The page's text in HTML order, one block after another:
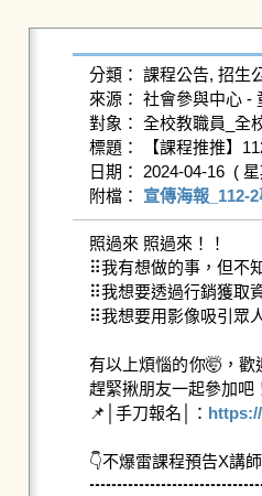
分類： 課程公告, 招生
來源： 社會參與中心 -
對象： 全校教職員_全
標題： 【課程推推】
日期： 2024-04-16  ( 星
附檔： 宣傳海報_112-
照過來 照過來！！
⠿我有想做的事，但不
⠿我想要透過行銷獲取
⠿我想要用影像吸引眾
有以上煩惱的你🤯，歡
趕緊揪朋友一起參加吧
📌│手刀報名│：
👇不爆雷課程預告X講